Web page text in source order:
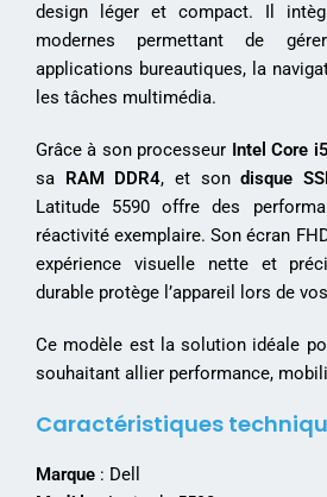
design léger et compact. Il
modernes permettant de
applications bureautiques, la
les tâches multimédia.
Grâce à son processeur Intel Core
sa RAM DDR4, et sondisque
Latitude 5590 offre des
réactivité exemplaire. Son écran
expérience visuelle nette et
durable protège l’appareil lors de
Ce modèle est la solution idéale
souhaitant allier performance,
Caractéristiques
Marque : Dell